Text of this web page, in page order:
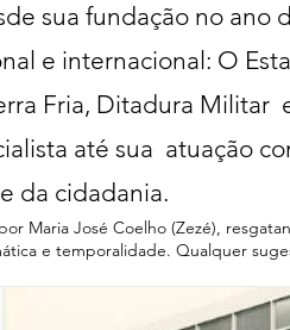
sua fundação no ano
e internacional: O
Fria, Ditadura Militar
até sua atuação
da cidadania.
Maria José Coelho (Zezé),
e temporalidade. Qualquer